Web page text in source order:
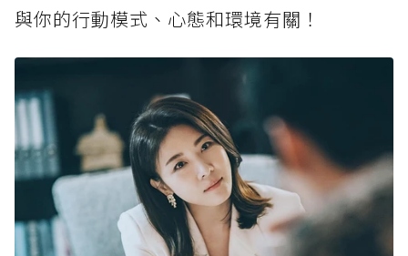
與你的行動模式、心態和環境有關！